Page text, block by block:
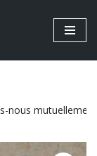
nous